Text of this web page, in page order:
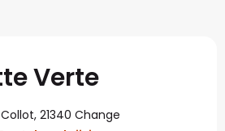
Verte
21340 Change